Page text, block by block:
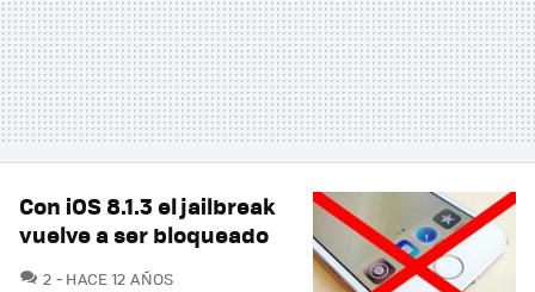
Con iOS 8.1.3 el jailbreak
vuelve a ser bloqueado
2 COMENTARIOS
HACE 12 AÑOS